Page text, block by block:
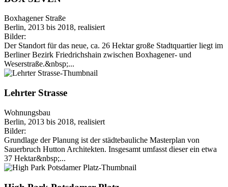
Boxhagener Straße
Berlin, 2013 bis 2018, realisiert
Bilder:
Der Standort für das neue, ca. 26 Hektar große Stadtquartier liegt im
Berliner Bezirk Friedrichshain zwischen Boxhagener- und
Weserstraße.&nbsp;...
Lehrter Strasse
Wohnungsbau
Berlin, 2013 bis 2018, realisiert
Bilder:
Grundlage der Planung ist der städtebauliche Masterplan von
Sauerbruch Hutton Architekten. Insgesamt umfasst dieser ein etwa
37 Hektar&nbsp;...